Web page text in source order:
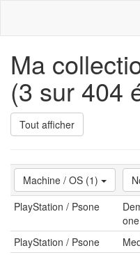
Ma
(3 sur 404
Tout afficher
Machine / OS (1)
PlayStation / Psone
one
PlayStation / Psone